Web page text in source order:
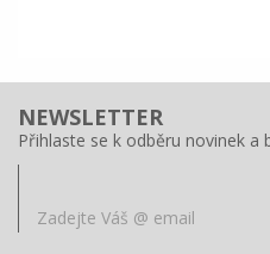
NEWSLETTER
Přihlaste se k odběru novinek a